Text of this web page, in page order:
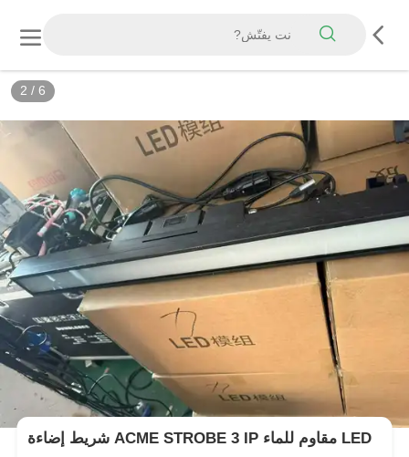
2 / 6
شريط إضاءة ACME STROBE 3 IP مقاوم للماء LED